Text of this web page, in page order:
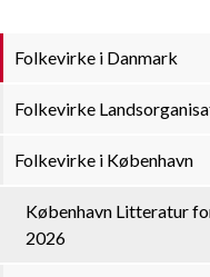
Folkevirke i Danmark
Folkevirke
Folkevirke i København
København Litteratur
2026